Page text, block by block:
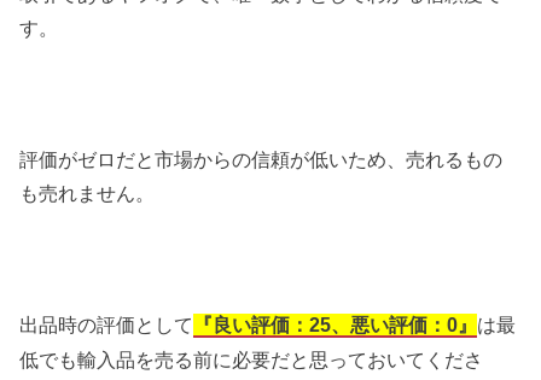
す。
評価がゼロだと市場からの信頼が低いため、売れるもの
も売れません。
出品時の評価として 『良い評価：25、悪い評価：0』 は最
低でも輸入品を売る前に必要だと思っておいてくださ